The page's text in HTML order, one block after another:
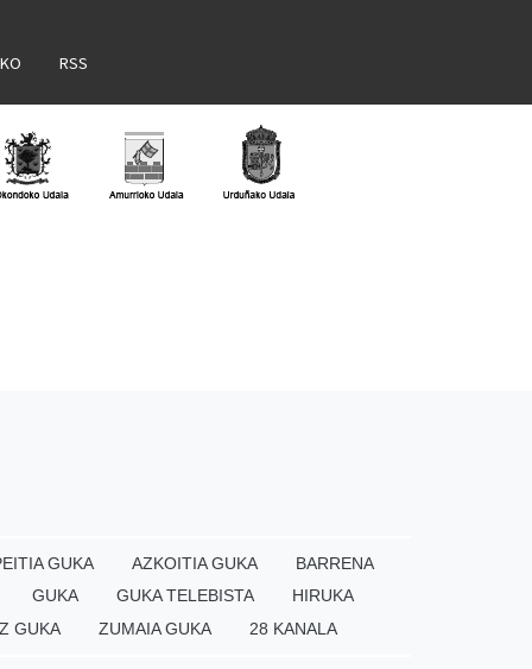
RSS
GUKA AZKOITIA GUKA
BARRENA
GUKA
GUKA TELEBISTA
HIRUKA
GUKA
ZUMAIA GUKA 28 KANALA